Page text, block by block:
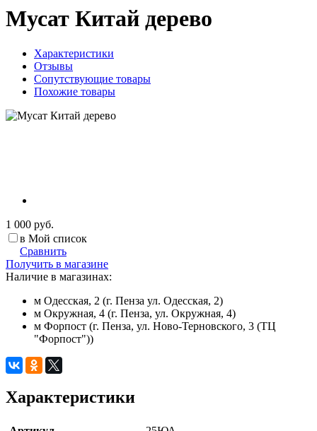
Мусат Китай дерево
Характеристики
Отзывы
Сопутствующие товары
Похожие товары
1 000 руб.
в Мой список
Сравнить
Получить в магазине
Наличие в магазинах:
м Одесская, 2 (г. Пенза ул. Одесская, 2)
м Окружная, 4 (г. Пенза, ул. Окружная, 4)
м Форпост (г. Пенза, ул. Ново-Терновского, 3 (ТЦ
"Форпост"))
Характеристики